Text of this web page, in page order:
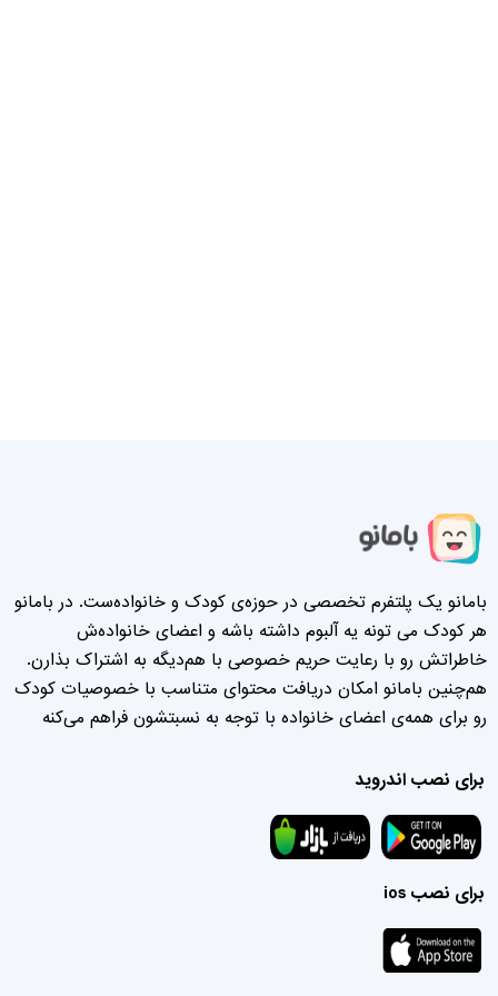
بامانو یک پلتفرم تخصصی در حوزه‌ی کودک و خانواده‌ست. در بامانو
هر کودک می تونه یه آلبوم داشته باشه و اعضای خانواده‌ش
خاطراتش رو با رعایت حریم خصوصی با هم‌دیگه به اشتراک بذارن.
هم‌چنین بامانو امکان دریافت محتوای متناسب با خصوصیات کودک
رو برای همه‌ی اعضای خانواده با توجه به نسبتشون فراهم می‌کنه
برای نصب اندروید
برای نصب ios